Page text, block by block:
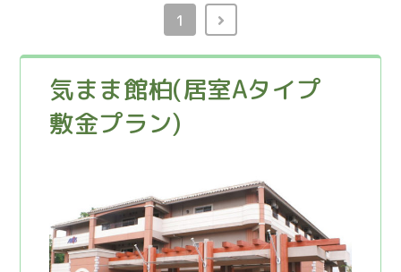
1
気まま館柏(居室Aタイプ
敷金プラン)